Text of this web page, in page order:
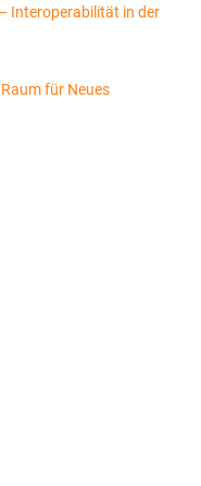
Interoperabilität in der
für Neues